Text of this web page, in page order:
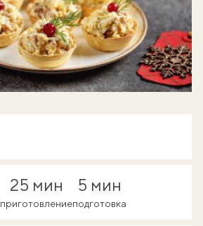
25 мин
приготовление
5 мин
подготовка